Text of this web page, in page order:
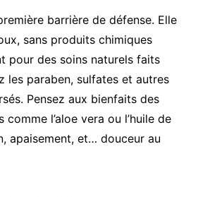
barrière de défense. Elle
sans produits chimiques
pour des soins naturels faits
les paraben, sulfates et autres
Pensez aux bienfaits des
l’aloe vera ou l’huile de
apaisement, et… douceur au